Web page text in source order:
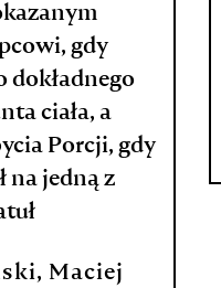
gdy
dokładnego
ciała, a
Porcji, gdy
na jedną z
Maciej